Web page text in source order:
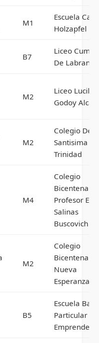
M1
Escuela
Holzapfel
B7
Liceo
De Labranza
M2
Liceo Lucila
Godoy
M2
Colegio De
Santisima
Trinidad
M4
Colegio
Bicentenario
Profesor
Salinas
Buscovich
M2
Colegio
Bicentenario
Nueva
Esperanza
B5
Escuela
Particular
Emprender